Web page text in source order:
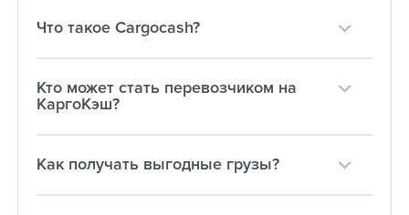
Что такое Cargocash?
Кто может стать перевозчиком на
КаргоКэш?
Как получать выгодные грузы?